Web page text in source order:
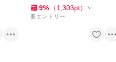
9% （1,303pt）
要エントリー